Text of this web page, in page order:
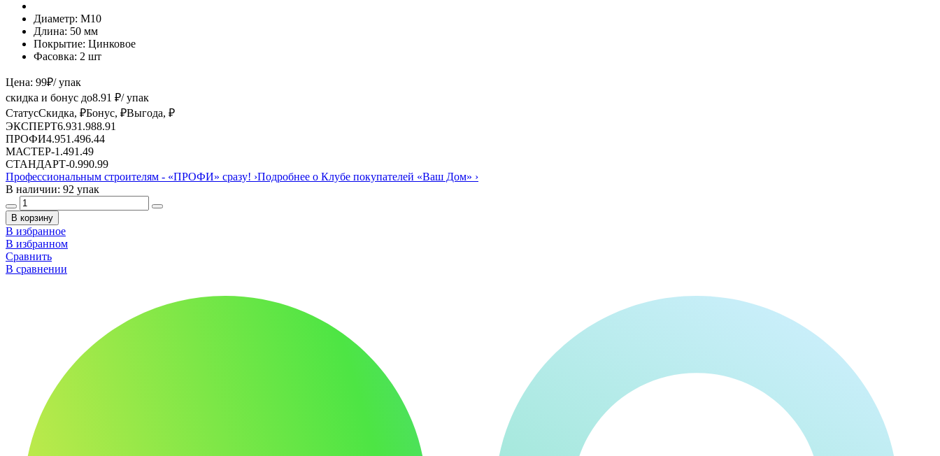
Диаметр: М10
Длина: 50 мм
Покрытие: Цинковое
Фасовка: 2 шт
Цена: 99₽/ упак
скидка и бонус до8.91 ₽/ упак
СтатусСкидка, ₽Бонус, ₽Выгода, ₽
ЭКСПЕРТ6.931.988.91
ПРОФИ4.951.496.44
МАСТЕР-1.491.49
СТАНДАРТ-0.990.99
Профессиональным строителям - «ПРОФИ» сразу! ›Подробнее о Клубе покупателей «Ваш Дом» ›
В наличии: 92 упак
В корзину
В избранное
В избранном
Сравнить
В сравнении